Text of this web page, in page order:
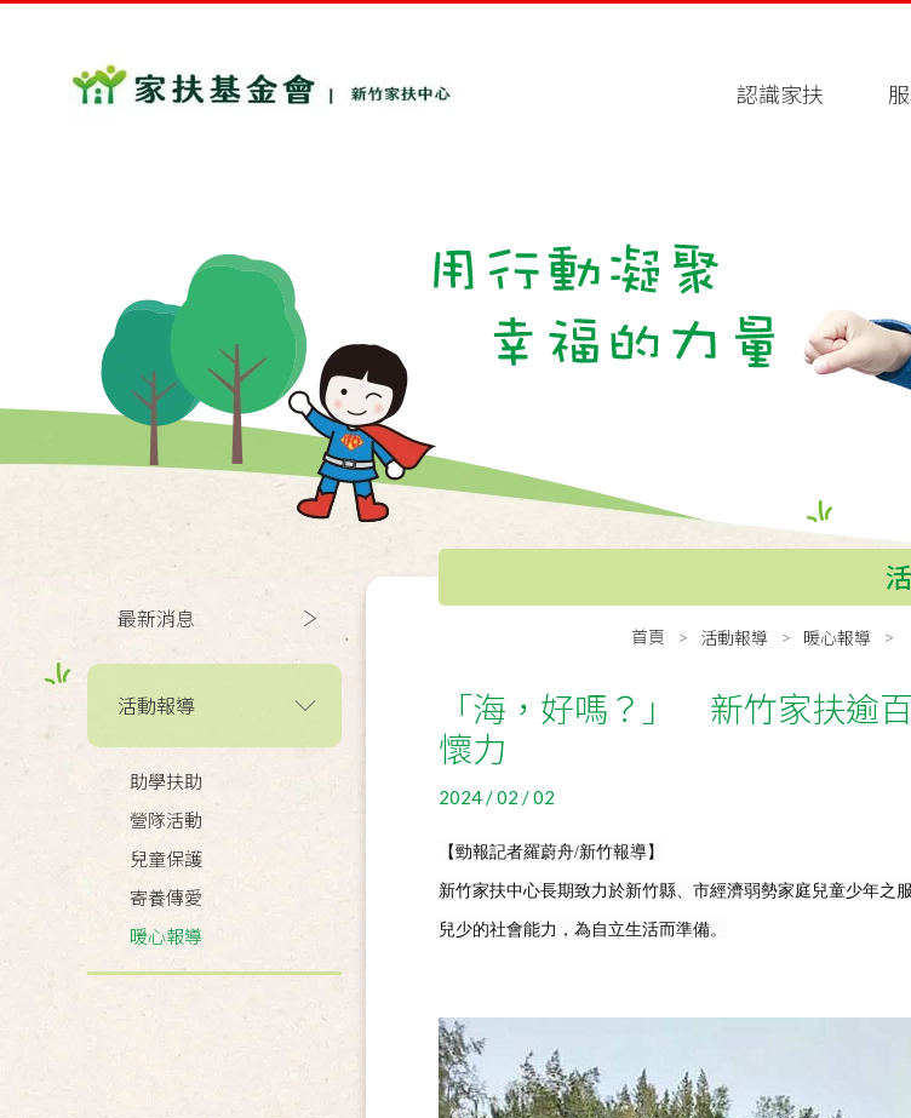
認識家扶
最新消息
活動報導
助學扶助
營隊活動
兒童保護
寄養傳愛
暖心報導
首頁 活動報導 暖心報導
「海，好嗎？」 新竹家扶逾
懷力
2024 / 02 / 02
【勁報記者羅蔚舟/新竹報導】
新竹家扶中心長期致力於新竹縣、市經濟弱勢家庭兒童少年之
兒少的社會能力，為自立生活而準備。